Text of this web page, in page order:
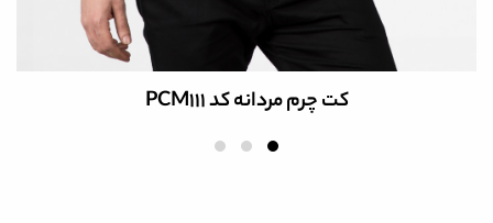
کفش چرم مردانه اسپرت کد ME40104